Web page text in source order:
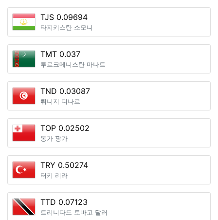
TJS 0.09694
타지키스탄 소모니
TMT 0.037
투르크메니스탄 마나트
TND 0.03087
튀니지 디나르
TOP 0.02502
통가 팡가
TRY 0.50274
터키 리라
TTD 0.07123
트리니다드 토바고 달러